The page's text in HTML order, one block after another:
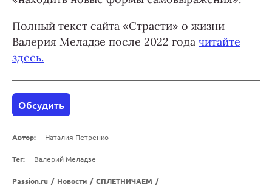
Полный текст сайта «Страсти» о жизни
Валерия Меладзе после 2022 года читайте
здесь.
Обсудить
Автор: Наталия Петренко
Тег: Валерий Меладзе
Passion.ru / Новости / СПЛЕТНИЧАЕМ /